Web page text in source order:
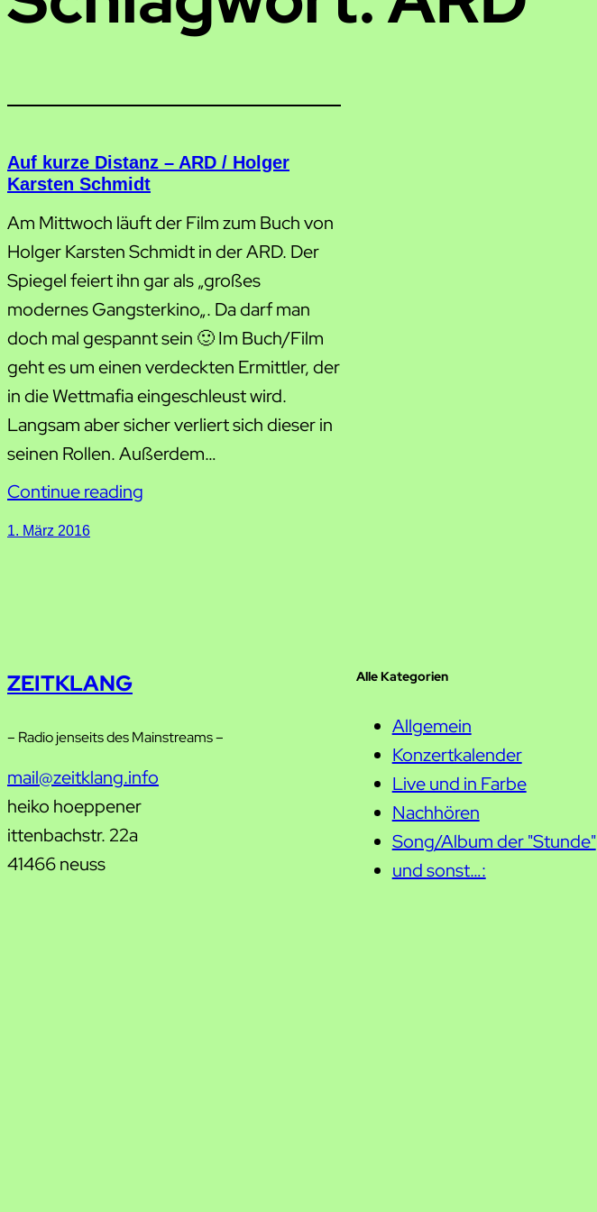
Auf kurze Distanz – ARD / Holger
Karsten Schmidt
Am Mittwoch läuft der Film zum Buch von
Holger Karsten Schmidt in der ARD. Der
Spiegel feiert ihn gar als „großes
modernes Gangsterkino„. Da darf man
doch mal gespannt sein 🙂 Im Buch/Film
geht es um einen verdeckten Ermittler, der
in die Wettmafia eingeschleust wird.
Langsam aber sicher verliert sich dieser in
seinen Rollen. Außerdem…
Continue reading
1. März 2016
ZEITKLANG
– Radio jenseits des Mainstreams –
mail@zeitklang.info
heiko hoeppener
ittenbachstr. 22a
41466 neuss
Alle Kategorien
Allgemein
Konzertkalender
Live und in Farbe
Nachhören
Song/Album der "Stunde"
und sonst…: